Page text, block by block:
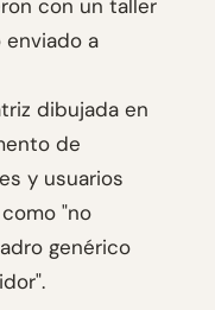
con un taller
a
dibujada en
de
y usuarios
"no
genérico